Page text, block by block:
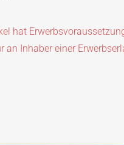
hat
an Inhaber einer